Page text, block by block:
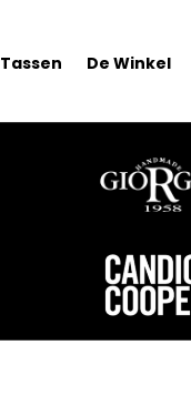
Tassen De Winkel